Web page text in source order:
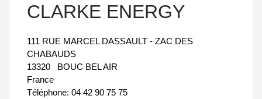
CLARKE ENERGY
111 RUE MARCEL DASSAULT - ZAC DES
CHABAUDS
13320
BOUC BEL AIR
France
Téléphone: 04 42 90 75 75